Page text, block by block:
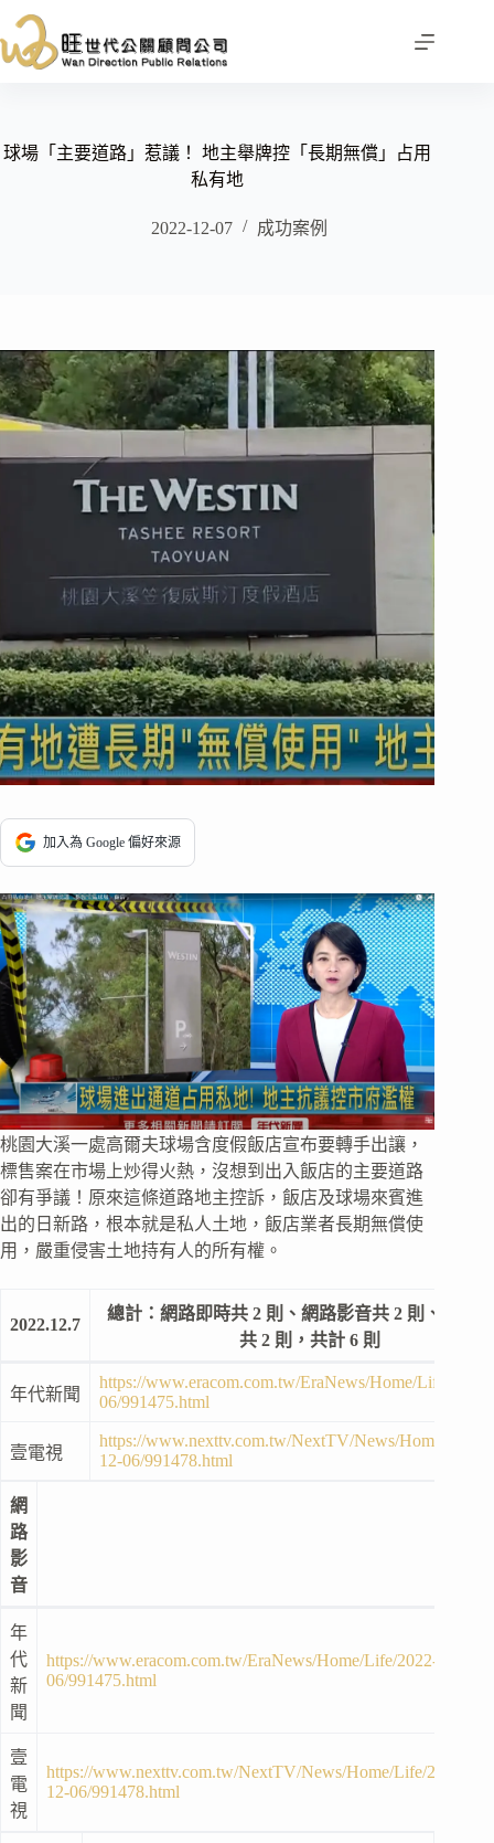
至
主
容
球場「主要道路」惹議！ 地主舉牌控「長期無償」占用
私有地
2022-12-07 成功案例
加入為 Google 偏好來源
桃園大溪一處高爾夫球場含度假飯店宣布要轉手出讓，
標售案在市場上炒得火熱，沒想到出入飯店的主要道路
卻有爭議！原來這條道路地主控訴，飯店及球場來賓進
出的日新路，根本就是私人土地，飯店業者長期無償使
用，嚴重侵害土地持有人的所有權。
2022.12.7
總計：網路即時共 2 則、網路影音共 2 則、電子
共 2 則，共計 6 則
年代新聞
https://www.eracom.com.tw/EraNews/Home/Life/2022-
06/991475.html
壹電視
https://www.nexttv.com.tw/NextTV/News/Home/Life/
12-06/991478.html
網
路
影
音
年
代
新
聞
https://www.eracom.com.tw/EraNews/Home/Life/2022-12-
06/991475.html
壹
電
視
https://www.nexttv.com.tw/NextTV/News/Home/Life/2022-
12-06/991478.html